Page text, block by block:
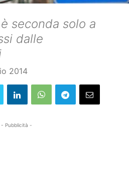
seconda solo a
dalle
2014
- Pubblicità -